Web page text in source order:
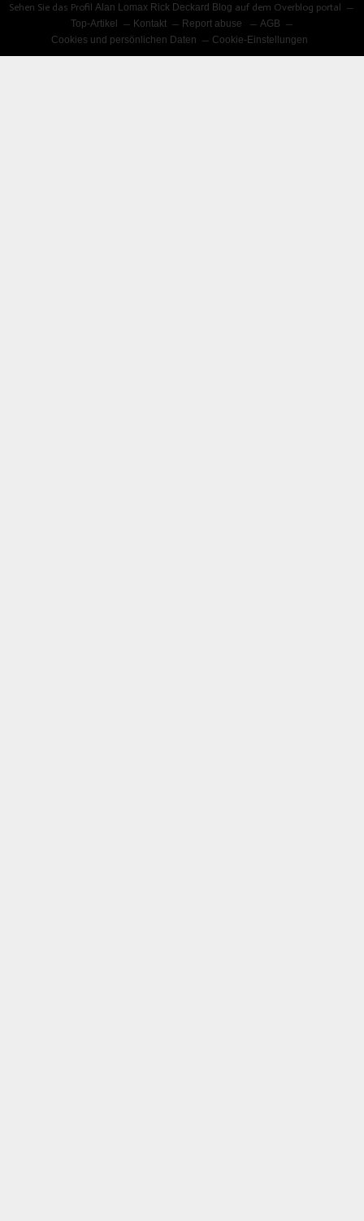
Sehen Sie das ProfilAlan Lomax Rick Deckard Blog auf dem Overblog portal
Top-Artikel
Kontakt Report abuse
AGB
Cookies und persönlichen Daten
Cookie-Einstellungen